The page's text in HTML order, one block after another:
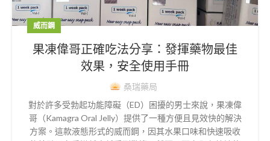
威而鋼
果凍偉哥正確吃法分享：發揮藥物最佳
效果，安全使用手冊
桑瑞藥局
對於許多受勃起功能障礙（ED）困擾的男士來說，果凍偉
哥（Kamagra Oral Jelly）提供了一種方便且見效快的解決
方案。這款液態形式的威而鋼，因其水果口味和快速吸收